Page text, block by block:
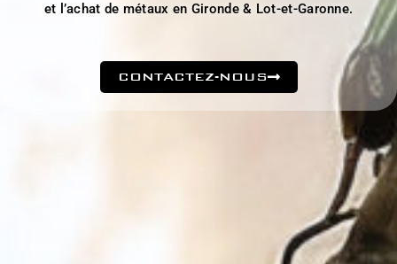
et l’achat de métaux en Gironde & Lot-et-Garonne.
CONTACTEZ-NOUS